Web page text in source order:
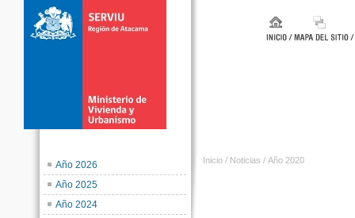
Año 2026
Año 2025
Año 2024
Inicio / Noticias / Año 2020